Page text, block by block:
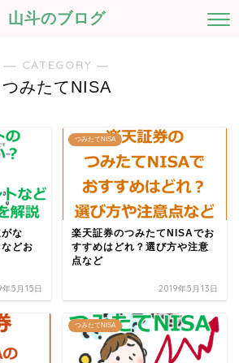
山斗のブログ
― CATEGORY ―
つみたてNISA
な
どお
年5月15日
つみたてNISA
楽天証券のつみたてNISAでお
すすめはどれ？選び方や注意
点など
2019年5月13日
つみたてNISA